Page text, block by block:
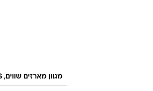
מגוון מארזים שווים, ORIGINS